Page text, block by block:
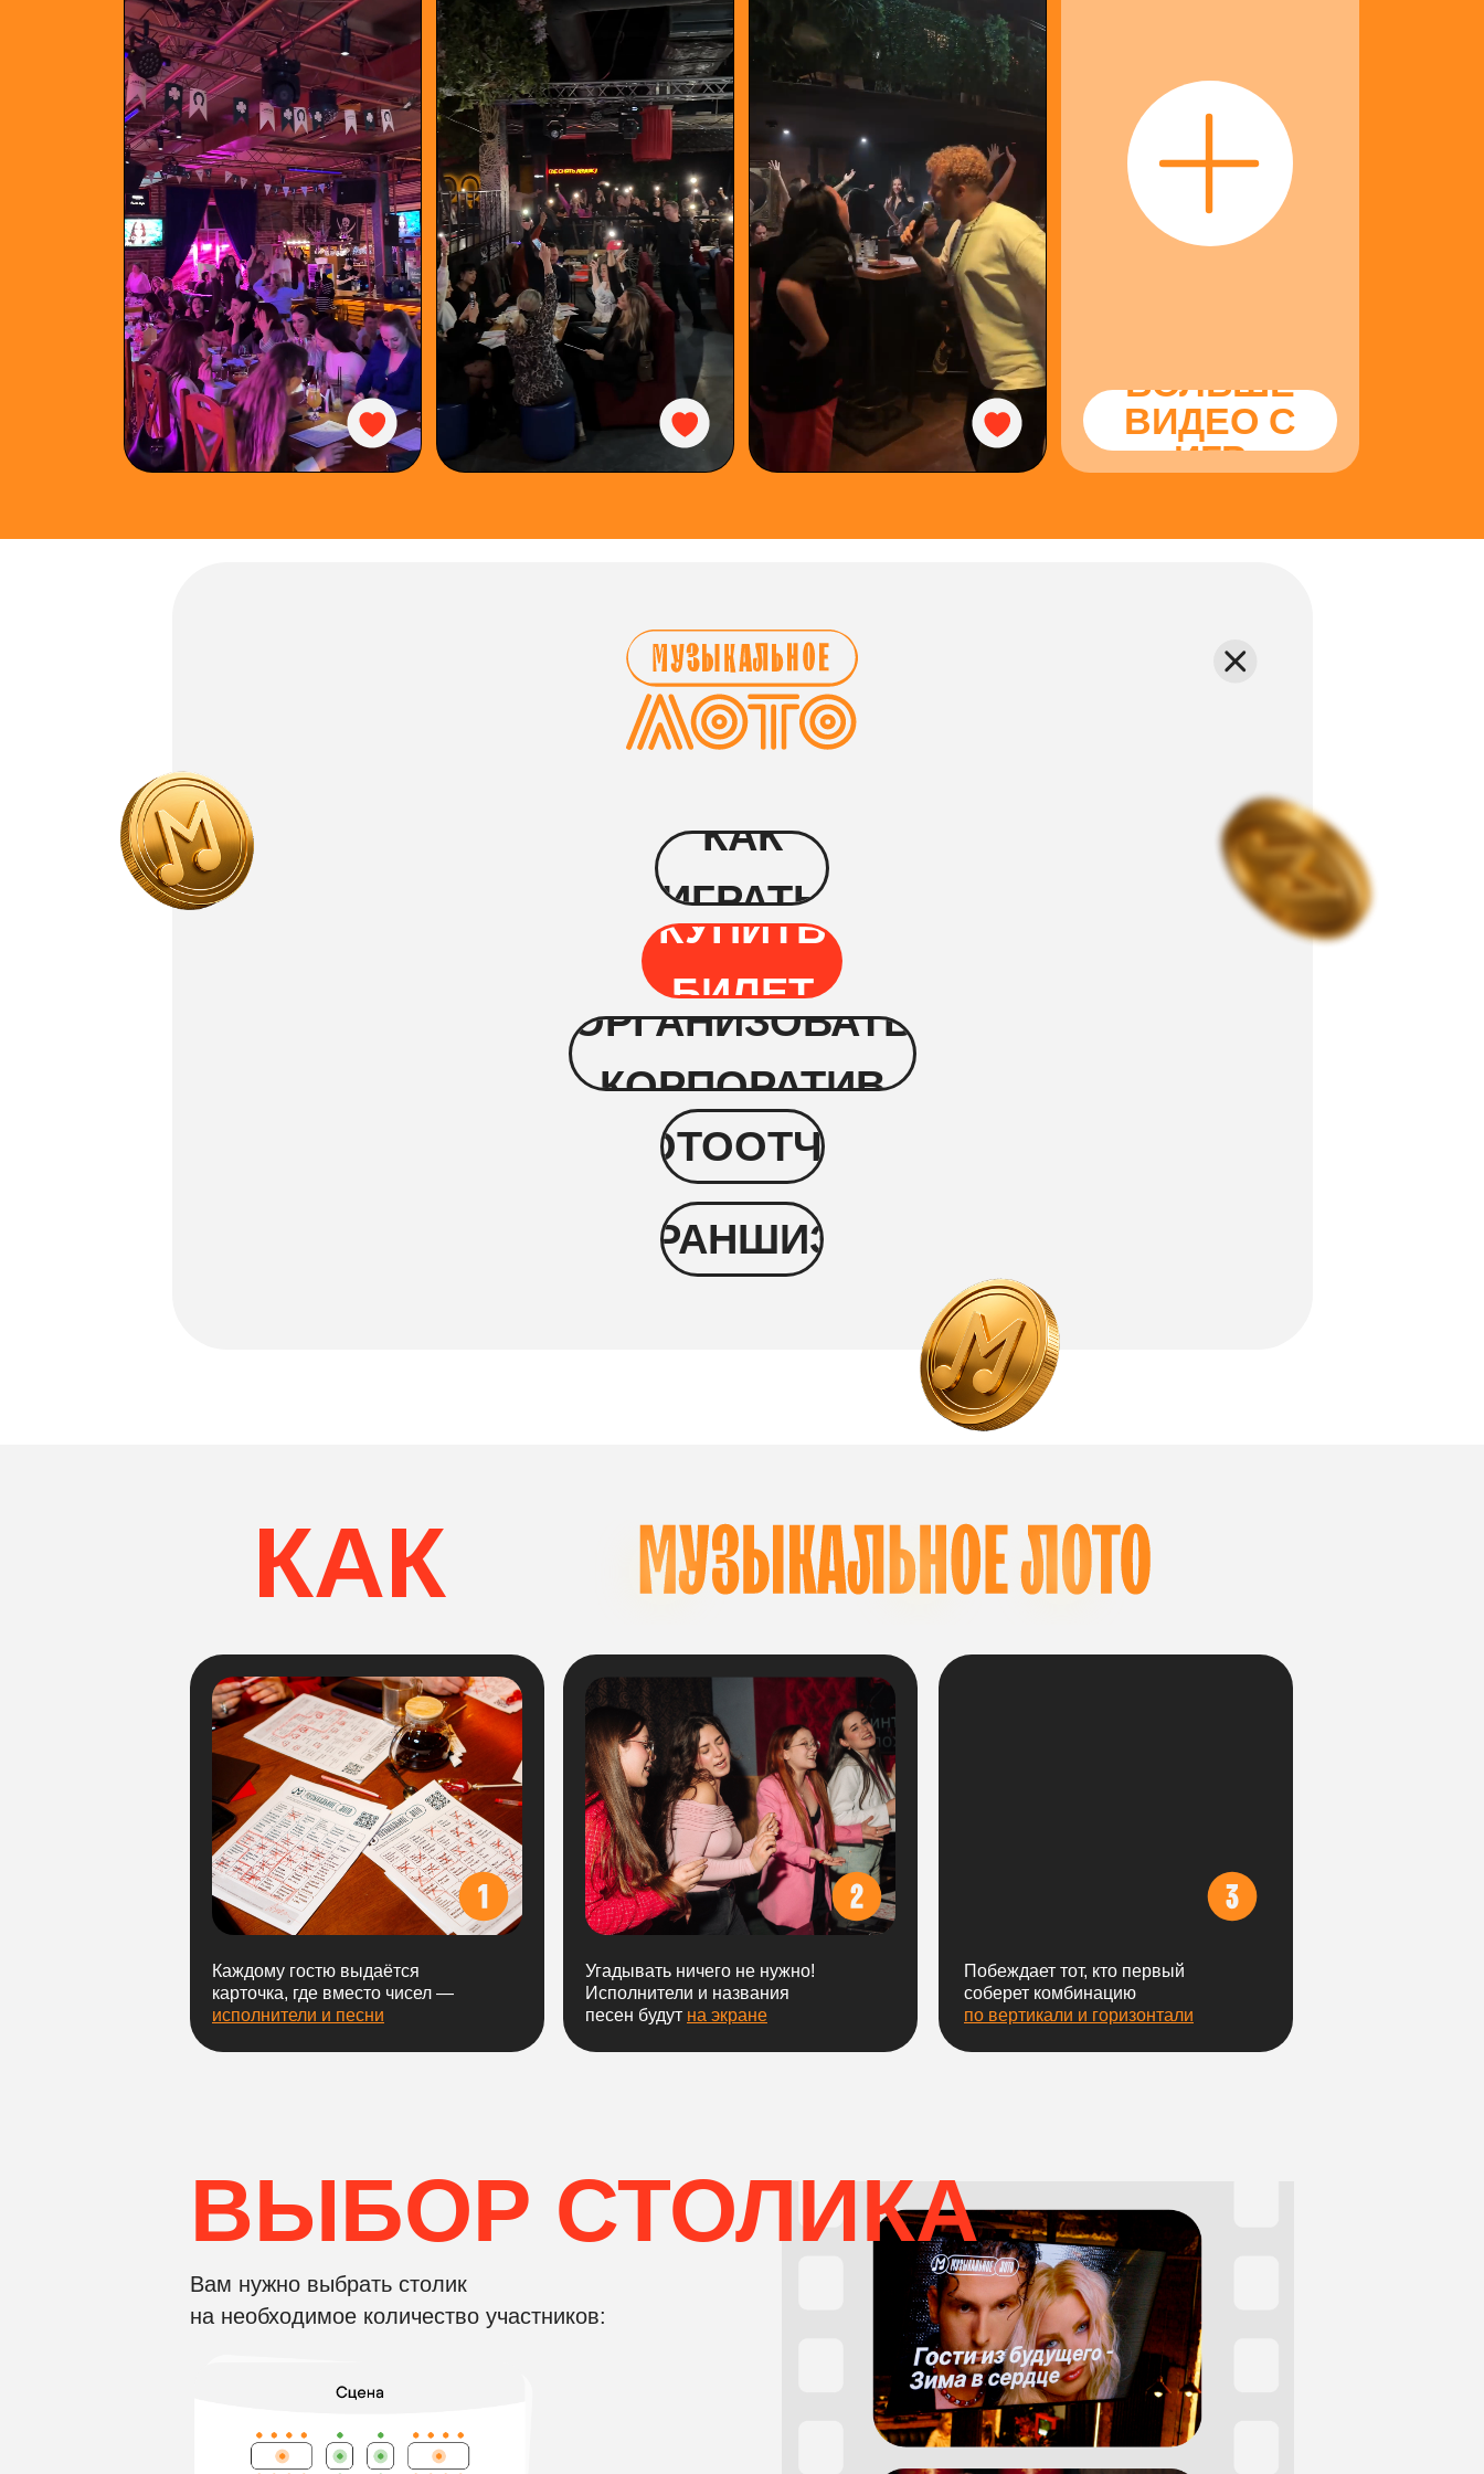
БОЛЬШЕ
ВИДЕО С
ИГР
ФРАНШИЗА
ФОТООТЧЁТ
ОРГАНИЗОВАТЬ
КОРПОРАТИВ
КУПИТЬ
БИЛЕТ
КАК
ИГРАТЬ
КАК
ПРОХОДИТ
Побеждает тот, кто первый
соберет комбинацию
по вертикали и горизонтали
Угадывать ничего не нужно!
Исполнители и названия
песен будут на экране
Каждому гостю выдаётся
карточка, где вместо чисел —
исполнители и песни
Вам нужно выбрать столик
на необходимое количество участников:
ВЫБОР СТОЛИКА